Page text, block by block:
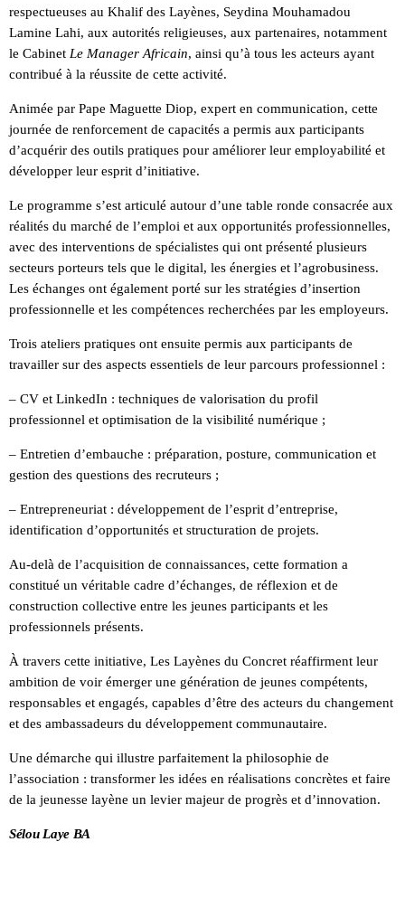
respectueuses au Khalif des Layènes, Seydina Mouhamadou
Lamine Lahi, aux autorités religieuses, aux partenaires, notamment
le Cabinet Le Manager Africain, ainsi qu’à tous les acteurs ayant
contribué à la réussite de cette activité.
Animée par Pape Maguette Diop, expert en communication, cette
journée de renforcement de capacités a permis aux participants
d’acquérir des outils pratiques pour améliorer leur employabilité et
développer leur esprit d’initiative.
Le programme s’est articulé autour d’une table ronde consacrée aux
réalités du marché de l’emploi et aux opportunités professionnelles,
avec des interventions de spécialistes qui ont présenté plusieurs
secteurs porteurs tels que le digital, les énergies et l’agrobusiness.
Les échanges ont également porté sur les stratégies d’insertion
professionnelle et les compétences recherchées par les employeurs.
Trois ateliers pratiques ont ensuite permis aux participants de
travailler sur des aspects essentiels de leur parcours professionnel :
– CV et LinkedIn : techniques de valorisation du profil
professionnel et optimisation de la visibilité numérique ;
– Entretien d’embauche : préparation, posture, communication et
gestion des questions des recruteurs ;
– Entrepreneuriat : développement de l’esprit d’entreprise,
identification d’opportunités et structuration de projets.
Au-delà de l’acquisition de connaissances, cette formation a
constitué un véritable cadre d’échanges, de réflexion et de
construction collective entre les jeunes participants et les
professionnels présents.
À travers cette initiative, Les Layènes du Concret réaffirment leur
ambition de voir émerger une génération de jeunes compétents,
responsables et engagés, capables d’être des acteurs du changement
et des ambassadeurs du développement communautaire.
Une démarche qui illustre parfaitement la philosophie de
l’association : transformer les idées en réalisations concrètes et faire
de la jeunesse layène un levier majeur de progrès et d’innovation.
Sélou Laye BA